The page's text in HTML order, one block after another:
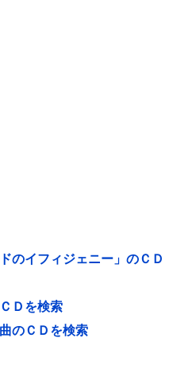
のイフィジェニー」のＣＤ
Ｄを検索
のＣＤを検索